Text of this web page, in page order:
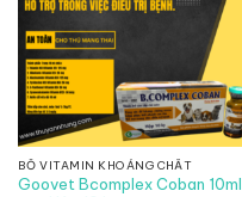
BỔ VITAMIN KHOÁNG CHẤT
Goovet Bcomplex Coban 10ml